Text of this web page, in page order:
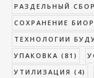
РАЗДЕЛЬНЫЙ СБОР
СОХРАНЕНИЕ
ТЕХНОЛОГИИ
УПАКОВКА (81)
УТИЛИЗАЦИЯ (4)